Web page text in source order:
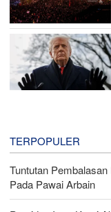
TERPOPULER
Tuntutan
Pada Pawai Arbain